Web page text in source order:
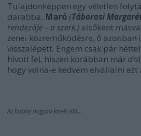
Tulajdonképpen egy véletlen
darabba. Maró (Táborosi
rendezője – a szerk.) elsőként
zenei közreműködésre, ő azonban
visszalépett. Engem csak pár
hívott fel, hiszen korábban már
hogy volna-e kedvem elvállalni ezt
Az bizony nagyon kevés idő...